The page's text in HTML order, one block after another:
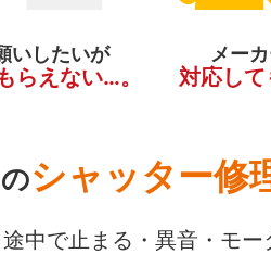
いしたいが
らえない…。
メー
対応して
シャッター修
中で止まる・異音・モ